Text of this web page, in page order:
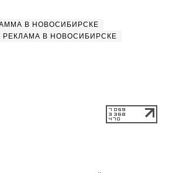
В НОВОСИБИРСКЕ
РЕКЛАМА В НОВОСИБИРСКЕ